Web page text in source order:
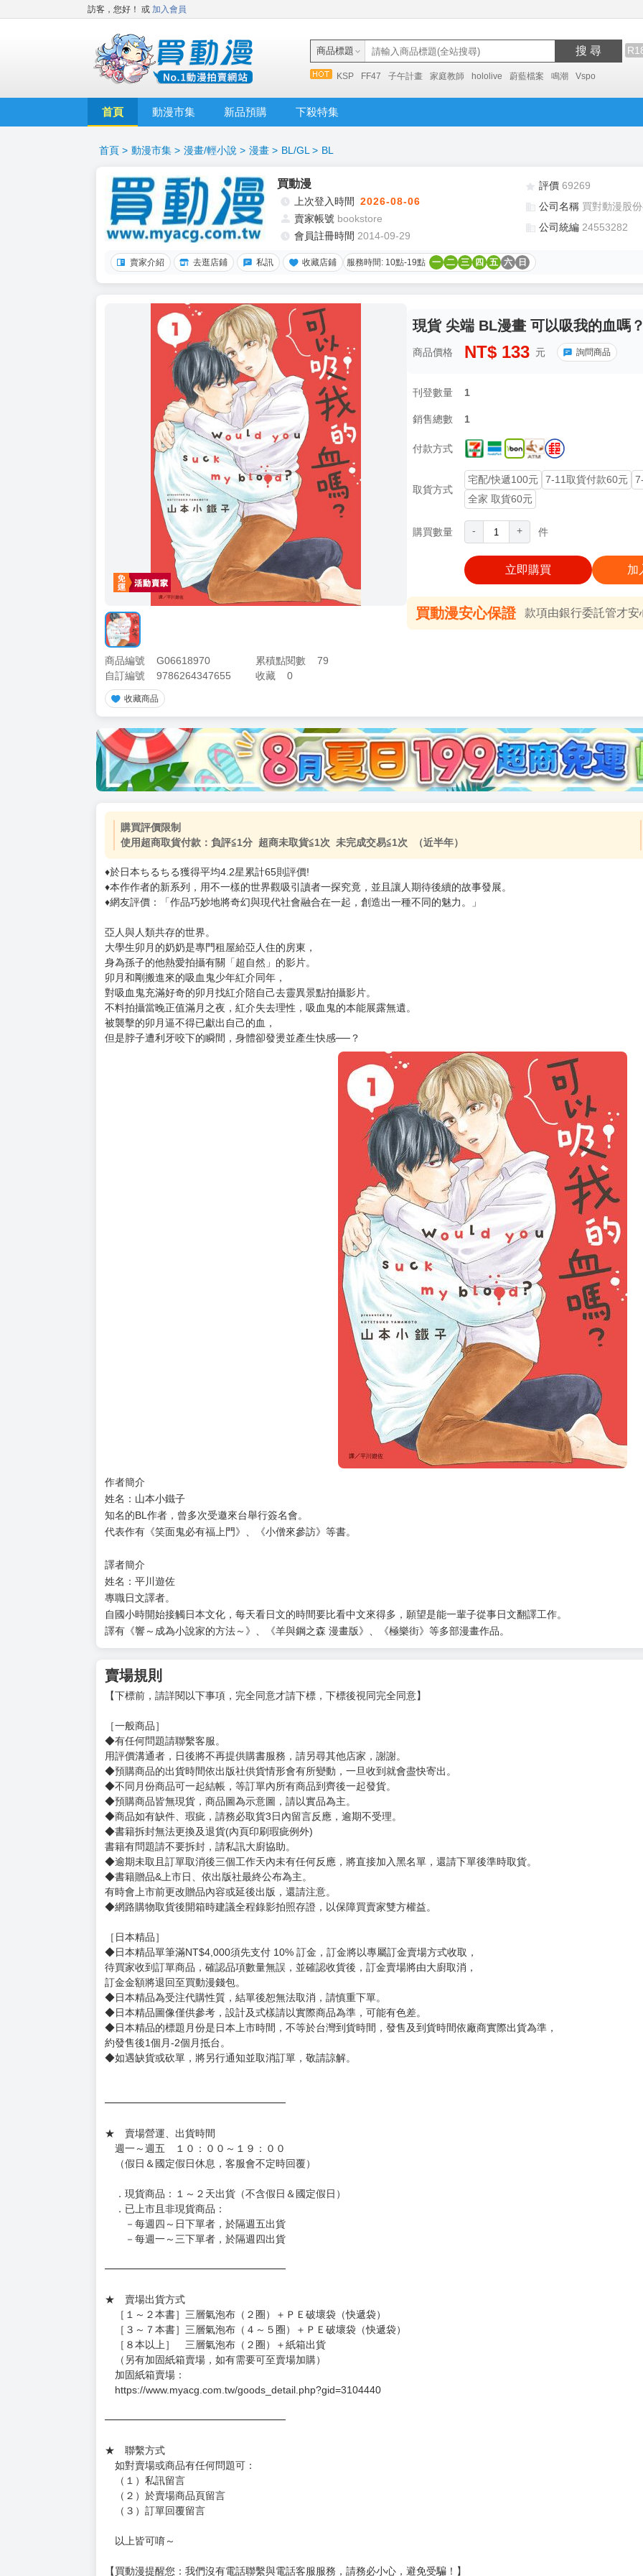
訪客，您好！ 或 加入會員
商品標題 搜 尋
KSP FF47 子午計畫 家庭教師 hololive 蔚藍檔案 鳴潮 Vspo
首頁 動漫市集 新品預購 下殺特集
首頁 > 動漫市集 > 漫畫/輕小說 > 漫畫 > BL/GL > BL
買動漫
上次登入時間 2026-08-06
賣家帳號 bookstore
會員註冊時間 2014-09-29
評價 69269
公司名稱 買對動漫股
公司統編 24553282
賣家介紹 去逛店鋪 私訊 收藏店鋪 服務時間: 10點-19點 一 二 三 四 五 六 日
商品編號 G06618970 累積點閱數
79
自訂編號
9786264347655 收藏 0
收藏商品
現貨 尖端 BL漫畫 可以吸我的血嗎
商品價格 NT$ 133 元 詢問商品
刊登數量 1
銷售總數 1
付款方式
取貨方式
宅配/快遞100元 7-11取貨付款60元
全家 取貨60元
購買數量 - + 件
立即購買 加
買動漫安心保證 款項由銀行委託管才安
加價購 ( 共
(加購品) 買動漫★《$15元-加固紙箱包裝》
-
+
購買評價限制
使用超商取貨付款：負評≦1分 超商未取貨≦1次 未完成交易≦1次 （近半年）
♦於日本ちるちる獲得平均4.2星累計65則評價!
♦本作作者的新系列，用不一樣的世界觀吸引讀者一探究竟，並且讓人期待後續的故事發展。
對吸血鬼充滿好奇的卯月找紅介陪自己去靈異景點拍攝影片。
不料拍攝當晚正值滿月之夜，紅介失去理性，吸血鬼的本能展露無遺。
作者簡介
代表作有《笑面鬼必有福上門》、《小僧來參訪》等書。
姓名：平川遊佐
專職日文譯者。
自國小時開始接觸日本文化，每天看日文的時間要比看中文來得多，願望是能一輩子從事日文翻譯工作。
譯有《響～成為小說家的方法～》、《羊與鋼之森 漫畫版》、《極樂街》等多部漫畫作品。
賣場規則
【下標前，請詳閱以下事項，完全同意才請下標，下標後視同完全同意】
［一般商品］
◆有任何問題請聯繫客服。
用評價溝通者，日後將不再提供購書服務，請另尋其他店家，謝謝。
◆不同月份商品可一起結帳，等訂單內所有商品到齊後一起發貨。
◆預購商品皆無現貨，商品圖為示意圖，請以實品為主。
◆商品如有缺件、瑕疵，請務必取貨3日內留言反應，逾期不受理。
◆書籍拆封無法更換及退貨(內頁印刷瑕疵例外)
書籍有問題請不要拆封，請私訊大廚協助。
◆逾期未取且訂單取消後三個工作天內未有任何反應，將直接加入黑名單，還請下單後準時取貨。
◆書籍贈品&上市日、依出版社最終公布為主。
有時會上市前更改贈品內容或延後出版，還請注意。
◆網路購物取貨後開箱時建議全程錄影拍照存證，以保障買賣家雙方權益。
訂金金額將退回至買動漫錢包。
◆日本精品為受注代購性質，結單後恕無法取消，請慎重下單。
◆日本精品圖像僅供參考，設計及式樣請以實際商品為準，可能有色差。
約發售後1個月-2個月抵台。
◆如遇缺貨或砍單，將另行通知並取消訂單，敬請諒解。
週一～週五 １０：００～１９：００
（假日＆國定假日休息，客服會不定時回覆）
．現貨商品：１～２天出貨（不含假日＆國定假日）
．已上市且非現貨商品：
－每週四～日下單者，於隔週五出貨
－每週一～三下單者，於隔週四出貨
★ 賣場出貨方式
［１～２本書］三層氣泡布（２圈）＋ＰＥ破壞袋（快遞袋）
［３～７本書］三層氣泡布（４～５圈）＋ＰＥ破壞袋（快遞袋）
［８本以上］ 三層氣泡布（２圈）＋紙箱出貨
（另有加固紙箱賣場，如有需要可至賣場加購）
https://www.myacg.com.tw/goods_detail.php?gid=3104440
━━━━━━━━━━━━━━━━━━